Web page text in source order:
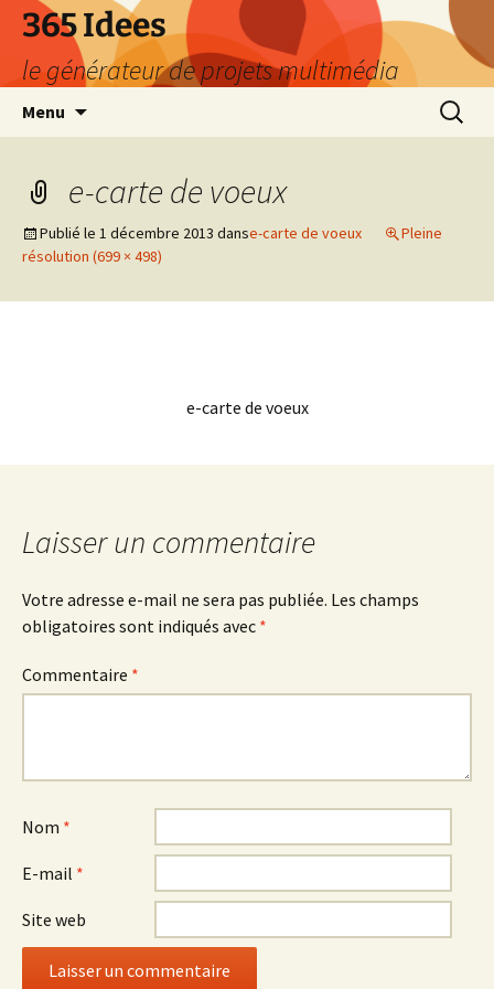
Aller
contenu
365 Idees
le générateur de projets multimédia
Menu
e-carte de voeux
Publié le 1 décembre 2013 danse-carte de voeux
Pleine
résolution (699 × 498)
e-carte de voeux
Laisser un commentaire
Votre adresse e-mail ne sera pas publiée. Les champs
obligatoires sont indiqués avec *
Commentaire *
Nom *
E-mail *
Site web